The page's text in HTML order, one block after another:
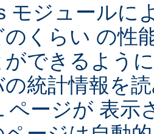
モジュールに
くらい の性
ができるよう
統計情報を
ページが 表示